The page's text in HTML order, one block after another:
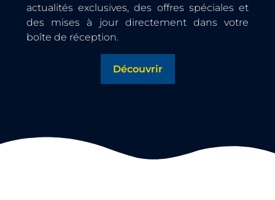
actualités exclusives, des offres spéciales et
des mises à jour directement dans votre
boîte de réception.
Découvrir